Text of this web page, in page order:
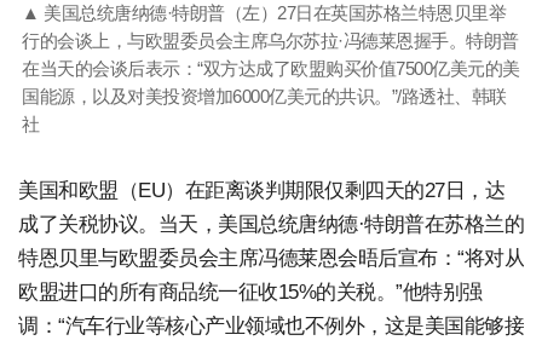
▲ 美国总统唐纳德·特朗普（左）27日在英国苏格兰特恩贝里举
行的会谈上，与欧盟委员会主席乌尔苏拉·冯德莱恩握手。特朗普
在当天的会谈后表示：“双方达成了欧盟购买价值7500亿美元的美
国能源，以及对美投资增加6000亿美元的共识。”/路透社、韩联
社
美国和欧盟（EU）在距离谈判期限仅剩四天的27日，达
成了关税协议。当天，美国总统唐纳德·特朗普在苏格兰的
特恩贝里与欧盟委员会主席冯德莱恩会晤后宣布：“将对从
欧盟进口的所有商品统一征收15%的关税。”他特别强
调：“汽车行业等核心产业领域也不例外，这是美国能够接